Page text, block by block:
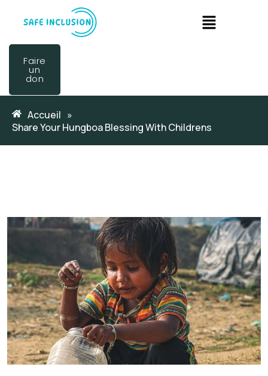
Faire
un
don
Accueil »
Share Your Hungboa Blessing With Childrens